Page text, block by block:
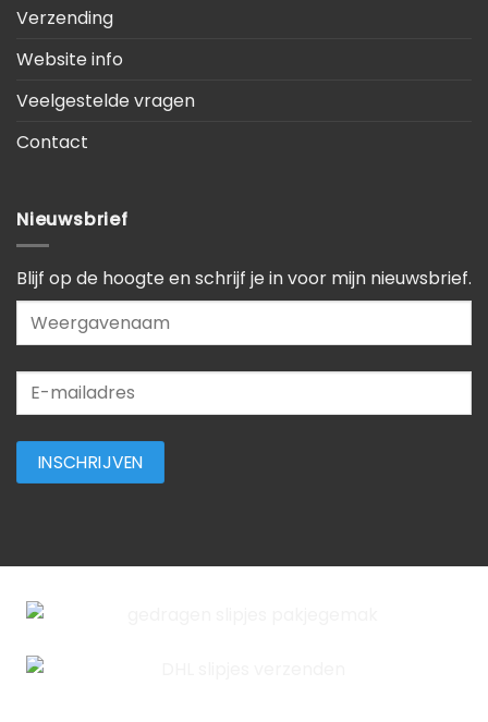
Verzending
Website info
Veelgestelde vragen
Contact
Nieuwsbrief
Blijf op de hoogte en schrijf je in voor mijn nieuwsbrief.